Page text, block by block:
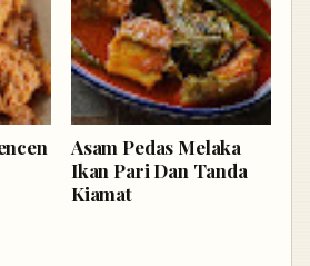
Asam Pedas Melaka
Ikan Pari Dan Tanda
Kiamat